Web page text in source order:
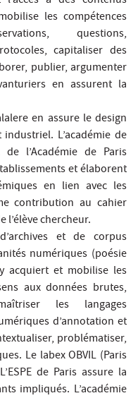
les compétences
questions,
capitaliser des
publier, argumenter
en assurent la
en assure le design
L’académie de
l’Académie de Paris
et élaborent
en lien avec les
contribution au cahier
l’élève chercheur.
et de corpus
numériques (poésie
acquiert et mobilise les
aux données brutes,
les langages
d’annotation et
problématiser,
Le labex OBVIL (Paris
de Paris assure la
impliqués. L’académie